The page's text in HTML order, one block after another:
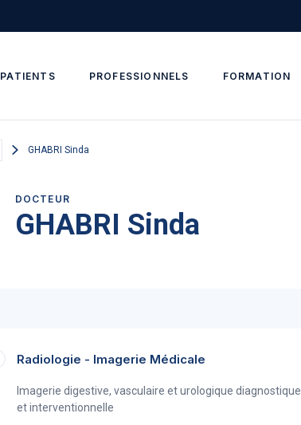
PATIENTS PROFESSIONNELS FORMATION
GHABRI Sinda
DOCTEUR
GHABRI Sinda
Radiologie - Imagerie Médicale
Imagerie digestive, vasculaire et urologique diagnostique
et interventionnelle